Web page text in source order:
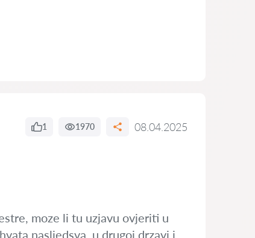
1 1970 08.04.2025
moze li tu uzjavu ovjeriti u
nasljedsva, u drugoj drzavi i